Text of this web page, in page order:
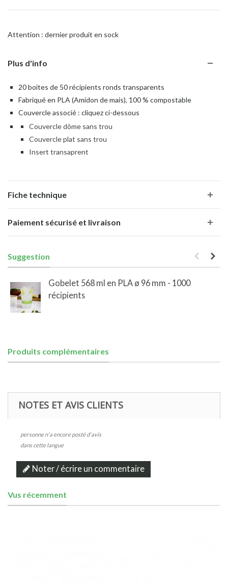
Attention : dernier produit en sock
Plus d'info
20 boites de 50 récipients ronds transparents
Fabriqué en PLA (Amidon de mais), 100 % compostable
Couvercle associé : cliquez ci-dessous
Couvercle dôme sans trou
Couvercle plat sans trou
Insert transaprent
Fiche technique
Paiement sécurisé et livraison
Suggestion
Gobelet 568 ml en PLA ø 96 mm - 1000
récipients
Produits complémentaires
NOTES ET AVIS CLIENTS
personne n'a encore posté d'avis
dans cette langue
Noter / écrire un commentaire
Vus récemment